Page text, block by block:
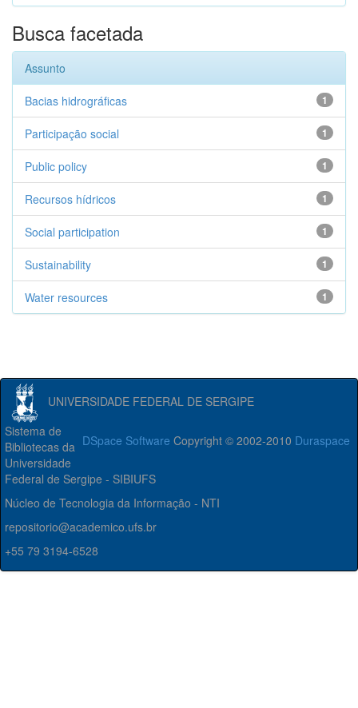
Busca facetada
Assunto
1
Bacias hidrográficas
1
Participação social
1
Public policy
1
Recursos hídricos
1
Social participation
1
Sustainability
1
Water resources
UNIVERSIDADE FEDERAL DE SERGIPE
DSpace Software Copyright © 2002-2010 Duraspace
Sistema de
Bibliotecas da
Universidade
Federal de Sergipe - SIBIUFS
Núcleo de Tecnologia da Informação - NTI
repositorio@academico.ufs.br
+55 79 3194-6528